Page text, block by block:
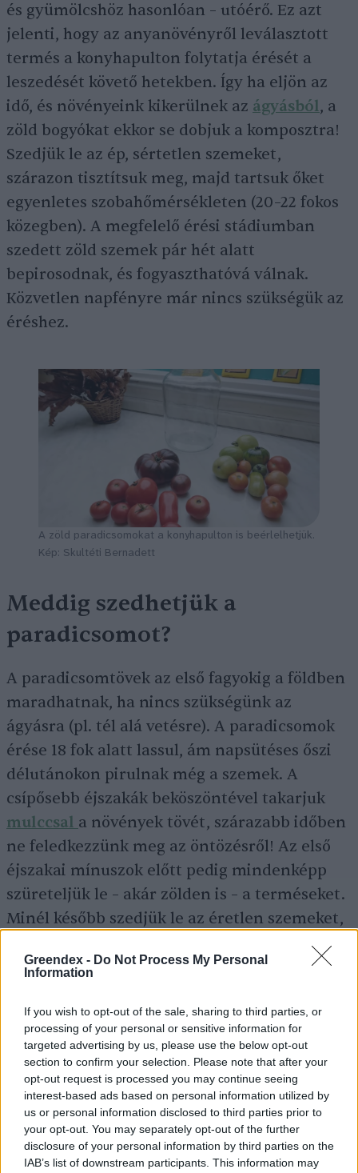
Greendex - Do Not Process My Personal
Information
If you wish to opt-out of the sale, sharing to third parties, or
processing of your personal or sensitive information for
targeted advertising by us, please use the below opt-out
section to confirm your selection. Please note that after your
opt-out request is processed you may continue seeing
interest-based ads based on personal information utilized by
us or personal information disclosed to third parties prior to
your opt-out. You may separately opt-out of the further
disclosure of your personal information by third parties on the
IAB’s list of downstream participants. This information may
és gyümölcshöz hasonlóan – utóérő. Ez azt
jelenti, hogy az anyanövényről leválasztott
termés a konyhapulton folytatja érését a
leszedését követő hetekben. Így ha eljön az
idő, és növényeink kikerülnek az ágyásból, a
zöld bogyókat ekkor se dobjuk a komposztra!
Szedjük le az ép, sértetlen szemeket,
szárazon tisztítsuk meg, majd tartsuk őket
egyenletes szobahőmérsékleten (20–22 fokos
közegben). A megfelelő érési stádiumban
szedett zöld szemek pár hét alatt
bepirosodnak, és fogyaszthatóvá válnak.
Közvetlen napfényre már nincs szükségük az
éréshez.
A zöld paradicsomokat a konyhapulton is beérlelhetjük.
Kép: Skultéti Bernadett
Meddig szedhetjük a
paradicsomot?
A paradicsomtövek az első fagyokig a földben
maradhatnak, ha nincs szükségünk az
ágyásra (pl. tél alá vetésre). A paradicsomok
érése 18 fok alatt lassul, ám napsütéses őszi
délutánokon pirulnak még a szemek. A
csípősebb éjszakák beköszöntével takarjuk
mulccsal a növények tövét, szárazabb időben
ne feledkezzünk meg az öntözésről! Az első
éjszakai mínuszok előtt pedig mindenképp
szüreteljük le – akár zölden is – a terméseket.
Minél később szedjük le az éretlen szemeket,
annál tovább tárolhatók, fogyaszthatók. Így az
utolsó pillanatban, november végén leszedett
beérnek, és helyet kaphatnak az ünnepi
asztalon.